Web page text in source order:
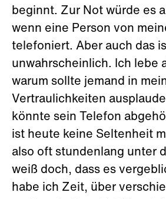
beginnt. Zur Not würde es
wenn eine Person von
telefoniert. Aber auch das
unwahrscheinlich. Ich lebe
warum sollte jemand in
Vertraulichkeiten
könnte sein Telefon
ist heute keine Seltenheit
also oft stundenlang unter
weiß doch, dass es
habe ich Zeit, über